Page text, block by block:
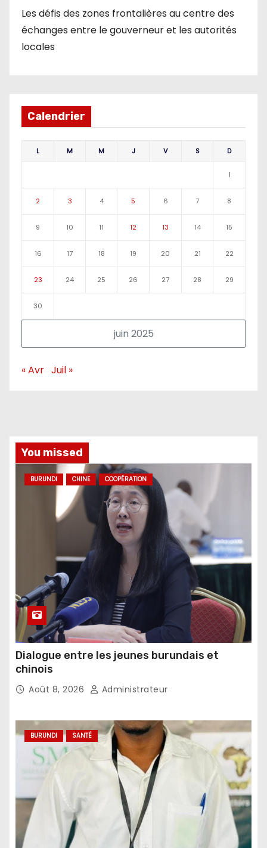
Les défis des zones frontalières au centre des
échanges entre le gouverneur et les autorités
locales
Calendrier
juin 2025
L M M J V S D
1
2 3 4 5 6 7 8
9 10 11 12 13 14 15
16 17 18 19 20 21 22
23 24 25 26 27 28 29
30
« Avr Juil »
You missed
BURUNDI CHINE COOPÉRATION
Dialogue entre les jeunes burundais et
chinois
Août 8, 2026 Administrateur
BURUNDI SANTÉ